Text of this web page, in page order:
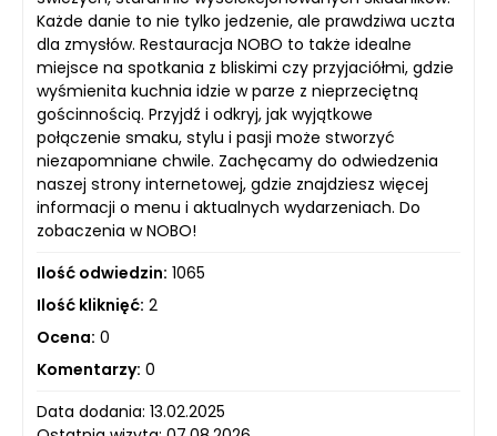
Każde danie to nie tylko jedzenie, ale prawdziwa uczta
dla zmysłów. Restauracja NOBO to także idealne
miejsce na spotkania z bliskimi czy przyjaciółmi, gdzie
wyśmienita kuchnia idzie w parze z nieprzeciętną
gościnnością. Przyjdź i odkryj, jak wyjątkowe
połączenie smaku, stylu i pasji może stworzyć
niezapomniane chwile. Zachęcamy do odwiedzenia
naszej strony internetowej, gdzie znajdziesz więcej
informacji o menu i aktualnych wydarzeniach. Do
zobaczenia w NOBO!
Ilość odwiedzin: 1065
Ilość kliknięć: 2
Ocena: 0
Komentarzy: 0
Data dodania: 13.02.2025